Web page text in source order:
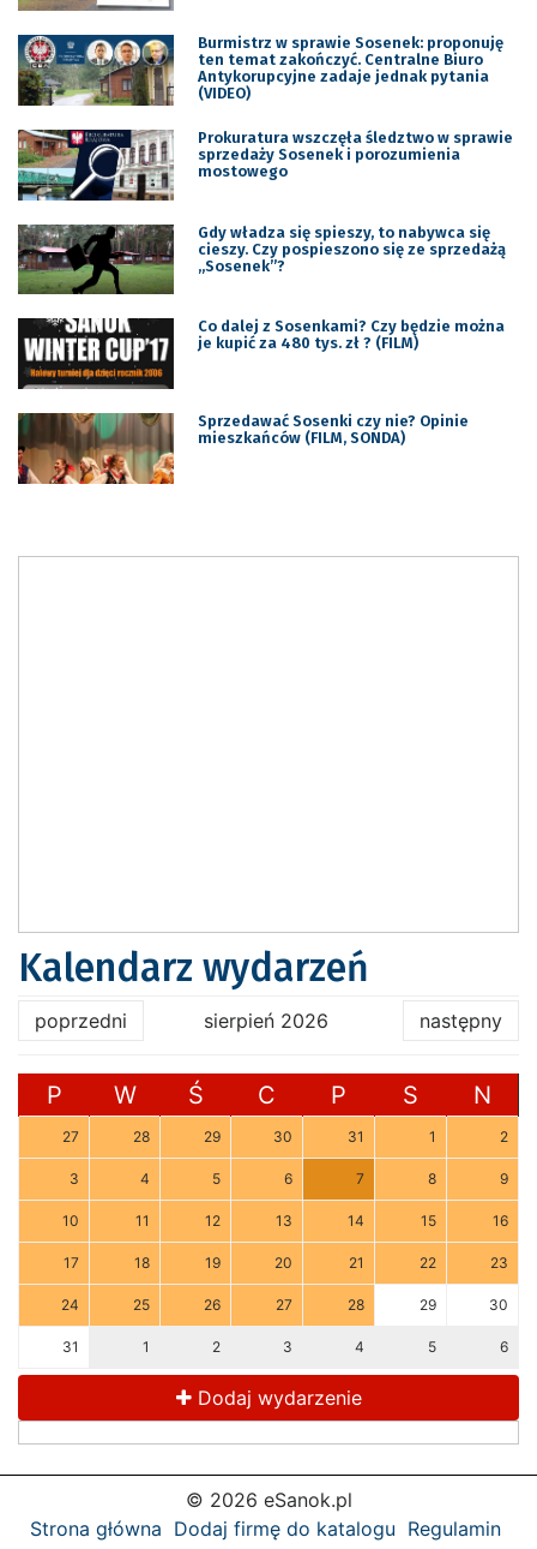
Burmistrz w sprawie Sosenek: proponuję
ten temat zakończyć. Centralne Biuro
Antykorupcyjne zadaje jednak pytania
(VIDEO)
Prokuratura wszczęła śledztwo w sprawie
sprzedaży Sosenek i porozumienia
mostowego
Gdy władza się spieszy, to nabywca się
cieszy. Czy pospieszono się ze sprzedażą
„Sosenek”?
Co dalej z Sosenkami? Czy będzie można
je kupić za 480 tys. zł ? (FILM)
Sprzedawać Sosenki czy nie? Opinie
mieszkańców (FILM, SONDA)
Kalendarz wydarzeń
poprzedni sierpień 2026 następny
P W Ś C P S N
27 28 29 30 31 1 2
3 4 5 6 7 8 9
10 11 12 13 14 15 16
17 18 19 20 21 22 23
24 25 26 27 28 29 30
31 1 2 3 4 5 6
Dodaj wydarzenie
© 2026 eSanok.pl
Strona główna Dodaj firmę do katalogu Regulamin